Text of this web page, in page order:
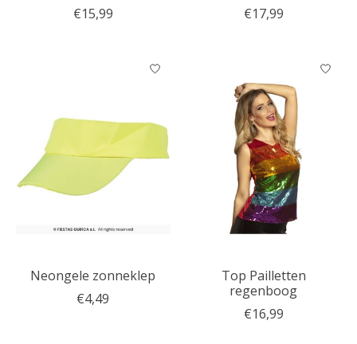
€15,99
€17,99
Neongele zonneklep
€4,49
Top Pailletten
regenboog
€16,99